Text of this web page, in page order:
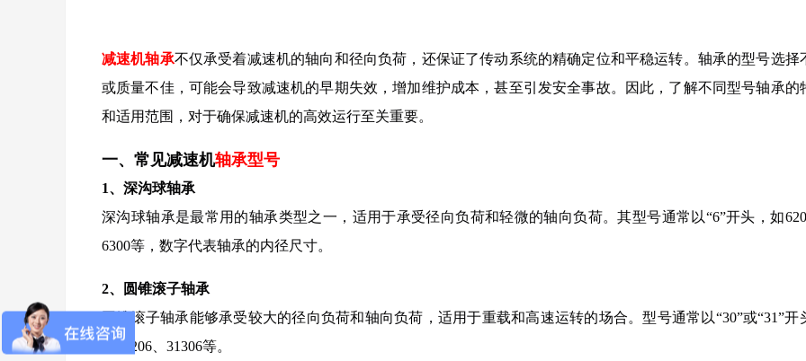
减速机轴承不仅承受着减速机的轴向和径向负荷，还保证了传动系统的精确定位和平稳运转。轴承的型号选择
或质量不佳，可能会导致减速机的早期失效，增加维护成本，甚至引发安全事故。因此，了解不同型号轴承的
和适用范围，对于确保减速机的高效运行至关重要。
一、常见减速机轴承型号
1、深沟球轴承
深沟球轴承是最常用的轴承类型之一，适用于承受径向负荷和轻微的轴向负荷。其型号通常以“6”开头，如
6300等，数字代表轴承的内径尺寸。
2、圆锥滚子轴承
圆锥滚子轴承能够承受较大的径向负荷和轴向负荷，适用于重载和高速运转的场合。型号通常以“30”或“31”开
如30206、31306等。